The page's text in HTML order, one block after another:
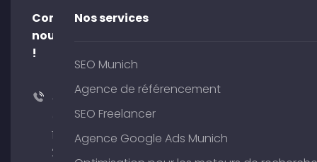
Contacte-
nous
!
+49
176
204
Nos services
SEO Munich
Agence de référencement
SEO Freelancer
Agence Google Ads Munich